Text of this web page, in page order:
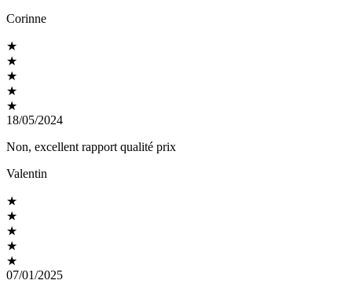
Corinne
★
★
★
★
★
18/05/2024
Non, excellent rapport qualité prix
Valentin
★
★
★
★
★
07/01/2025